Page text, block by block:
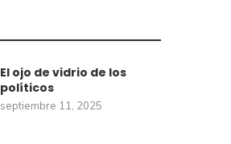
El ojo de vidrio de los
políticos
septiembre 11, 2025